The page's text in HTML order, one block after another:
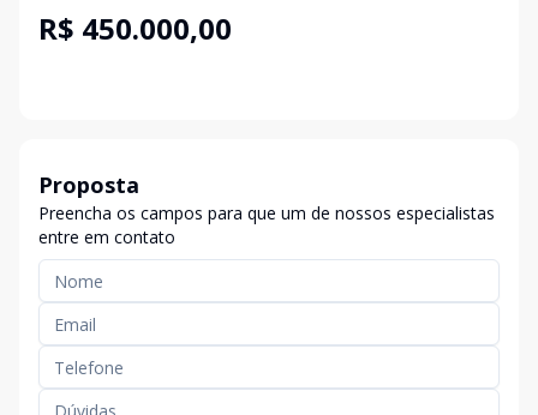
R$ 450.000,00
Proposta
Preencha os campos para que um de nossos especialistas
entre em contato